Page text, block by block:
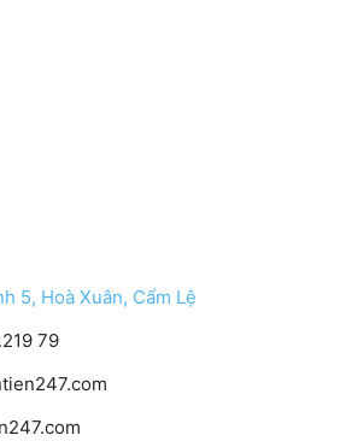
5, Hoà Xuân, Cẩm Lệ
79